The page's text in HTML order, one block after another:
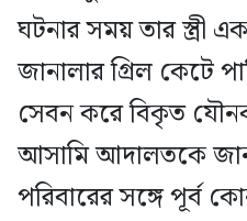
ঘটনার সময় তার স্ত্রী
জানালার গ্রিল কেটে
সেবন করে বিকৃত
আসামি আদালতকে
পরিবারের সঙ্গে পূর্ব